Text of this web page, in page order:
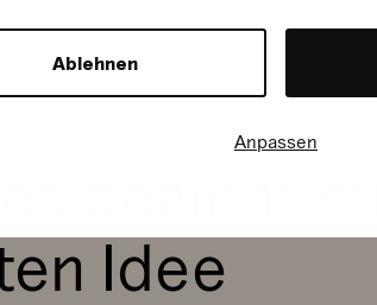
Ablehnen
Anpassen
Idee